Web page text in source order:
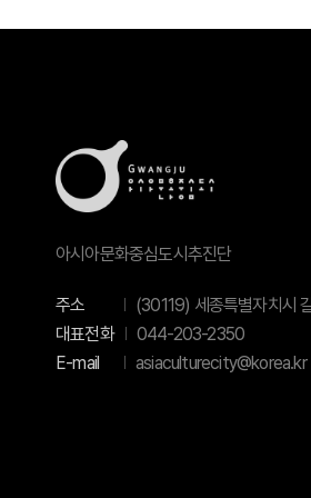
아시아문화중심도시추진단
주소
(30119) 세종특별자치시
대표전화
044-203-2350
E-mail
asiaculturecity@korea.kr